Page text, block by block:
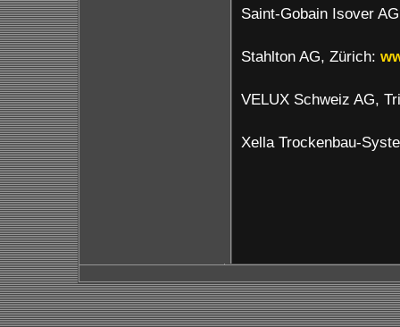
Saint-Gobain Isover
Stahlton AG, Zürich:
VELUX Schweiz AG,
Xella Trockenbau-